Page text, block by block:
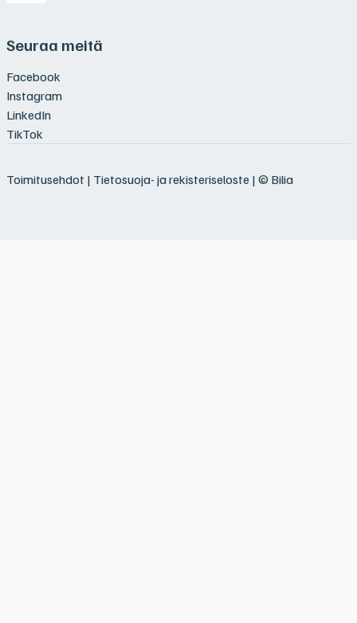
Seuraa meitä
Facebook
Instagram
LinkedIn
TikTok
Toimitusehdot | Tietosuoja- ja rekisteriseloste | © Bilia